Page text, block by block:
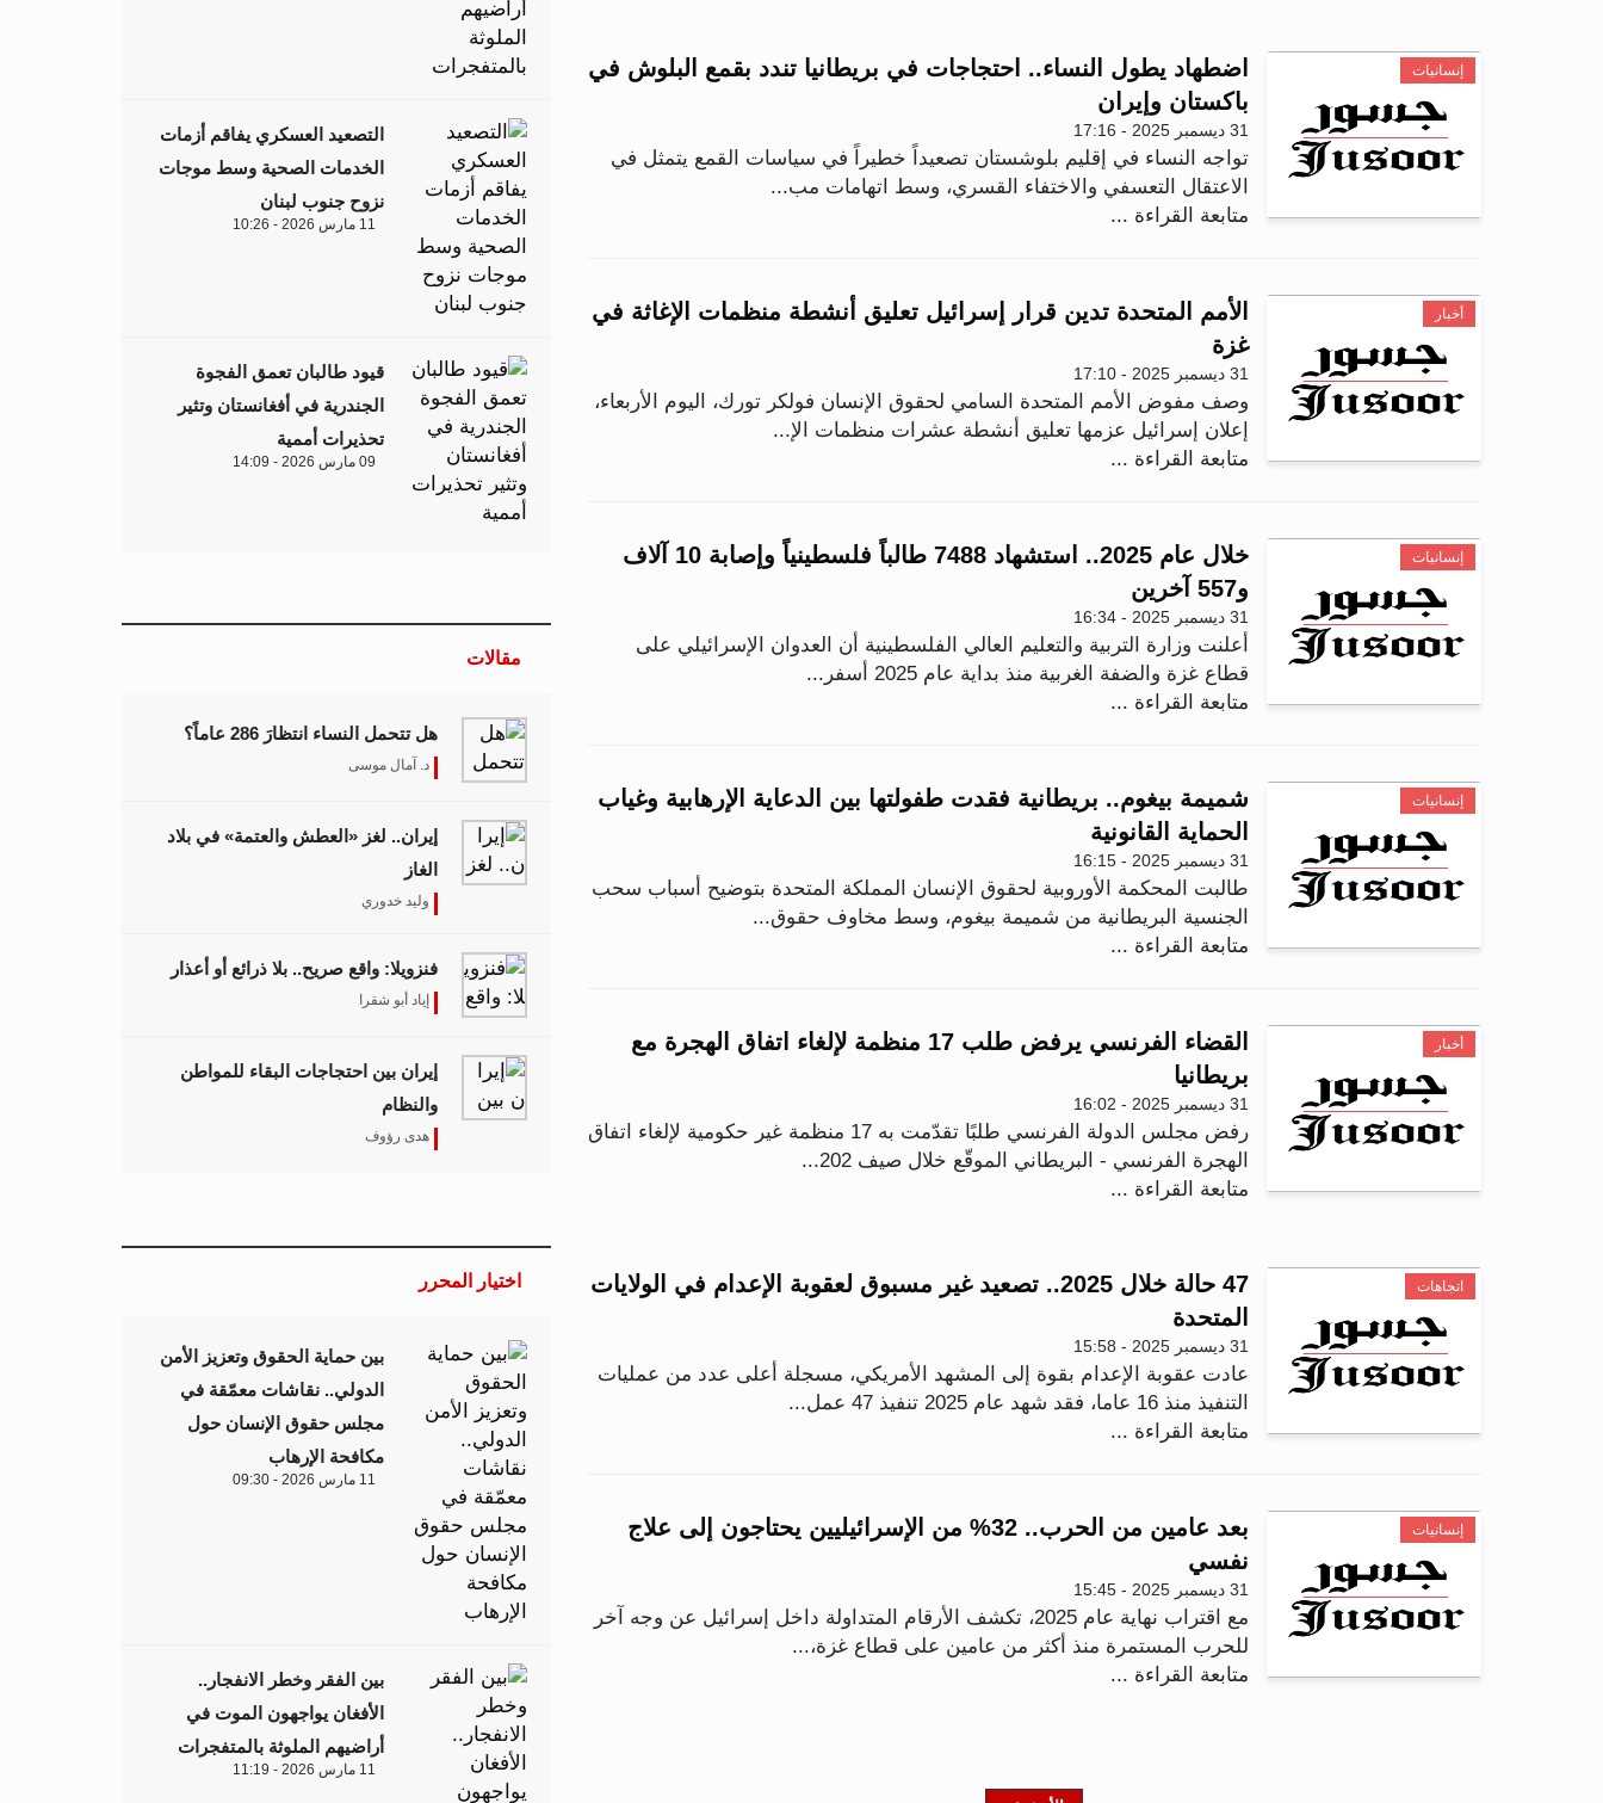
إنسانيات
اضطهاد يطول النساء.. احتجاجات في بريطانيا تندد بقمع البلوش في
باكستان وإيران
31 ديسمبر 2025 - 17:16
تواجه النساء في إقليم بلوشستان تصعيداً خطيراً في سياسات القمع يتمثل في
الاعتقال التعسفي والاختفاء القسري، وسط اتهامات مب...
متابعة القراءة ...
أخبار
الأمم المتحدة تدين قرار إسرائيل تعليق أنشطة منظمات الإغاثة في
غزة
31 ديسمبر 2025 - 17:10
وصف مفوض الأمم المتحدة السامي لحقوق الإنسان فولكر تورك، اليوم الأربعاء،
إعلان إسرائيل عزمها تعليق أنشطة عشرات منظمات الإ...
متابعة القراءة ...
إنسانيات
خلال عام 2025.. استشهاد 7488 طالباً فلسطينياً وإصابة 10 آلاف
و557 آخرين
31 ديسمبر 2025 - 16:34
أعلنت وزارة التربية والتعليم العالي الفلسطينية أن العدوان الإسرائيلي على
قطاع غزة والضفة الغربية منذ بداية عام 2025 أسفر...
متابعة القراءة ...
إنسانيات
شميمة بيغوم.. بريطانية فقدت طفولتها بين الدعاية الإرهابية وغياب
الحماية القانونية
31 ديسمبر 2025 - 16:15
طالبت المحكمة الأوروبية لحقوق الإنسان المملكة المتحدة بتوضيح أسباب سحب
الجنسية البريطانية من شميمة بيغوم، وسط مخاوف حقوق...
متابعة القراءة ...
أخبار
القضاء الفرنسي يرفض طلب 17 منظمة لإلغاء اتفاق الهجرة مع
بريطانيا
31 ديسمبر 2025 - 16:02
رفض مجلس الدولة الفرنسي طلبًا تقدّمت به 17 منظمة غير حكومية لإلغاء اتفاق
الهجرة الفرنسي - البريطاني الموقّع خلال صيف 202...
متابعة القراءة ...
اتجاهات
47 حالة خلال 2025.. تصعيد غير مسبوق لعقوبة الإعدام في الولايات
المتحدة
31 ديسمبر 2025 - 15:58
عادت عقوبة الإعدام بقوة إلى المشهد الأمريكي، مسجلة أعلى عدد من عمليات
التنفيذ منذ 16 عاما، فقد شهد عام 2025 تنفيذ 47 عمل...
متابعة القراءة ...
إنسانيات
بعد عامين من الحرب.. 32% من الإسرائيليين يحتاجون إلى علاج
نفسي
31 ديسمبر 2025 - 15:45
مع اقتراب نهاية عام 2025، تكشف الأرقام المتداولة داخل إسرائيل عن وجه آخر
للحرب المستمرة منذ أكثر من عامين على قطاع غزة،...
متابعة القراءة ...
التصعيد العسكري يفاقم أزمات
الخدمات الصحية وسط موجات
نزوح جنوب لبنان
11 مارس 2026 - 10:26
قيود طالبان تعمق الفجوة
الجندرية في أفغانستان وتثير
تحذيرات أممية
09 مارس 2026 - 14:09
مقالات
هل تتحمل النساء انتظارَ 286 عاماً؟
د. آمال موسى
إيران.. لغز «العطش والعتمة» في بلاد
الغاز
وليد خدوري
فنزويلا: واقع صريح.. بلا ذرائع أو أعذار
إياد أبو شقرا
إيران بين احتجاجات البقاء للمواطن
والنظام
هدى رؤوف
اختيار المحرر
بين حماية الحقوق وتعزيز الأمن
الدولي.. نقاشات معمّقة في
مجلس حقوق الإنسان حول
مكافحة الإرهاب
11 مارس 2026 - 09:30
بين الفقر وخطر الانفجار..
الأفغان يواجهون الموت في
أراضيهم الملوثة بالمتفجرات
11 مارس 2026 - 11:19